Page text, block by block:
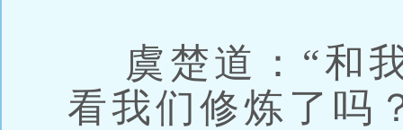
虞楚道：“和
看我们修炼了吗